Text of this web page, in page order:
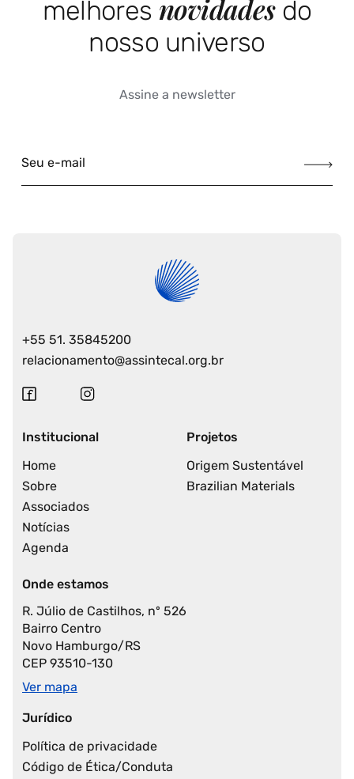
melhores novidadesdo
nosso universo
Assine a newsletter
Seu e-mail
+55 51. 35845200
relacionamento@assintecal.org.br
Institucional
Home
Sobre
Associados
Notícias
Agenda
Projetos
Origem Sustentável
Brazilian Materials
Onde estamos
R. Júlio de Castilhos, nº 526
Bairro Centro
Novo Hamburgo/RS
CEP 93510-130
Ver mapa
Jurídico
Política de privacidade
Código de Ética/Conduta